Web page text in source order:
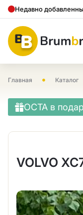
Недавно
Главная • Каталог
OCTA в
VOLVO